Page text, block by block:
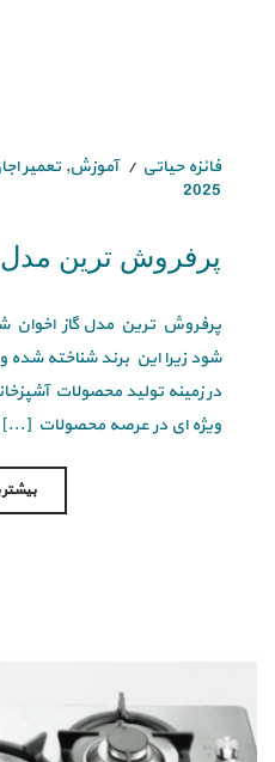
فائزه حیاتی آموزش, تعمیر
2025
پرفروش ترین مدل
پرفروش ترین مدل گاز اخوان
در زمینه تولید محصولات
ویژه ای در عرصه محصولات [...]